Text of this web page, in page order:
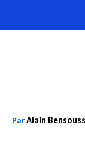
au
ParAlain